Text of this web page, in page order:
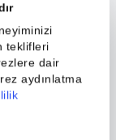
teklifleri
dair
aydınlatma